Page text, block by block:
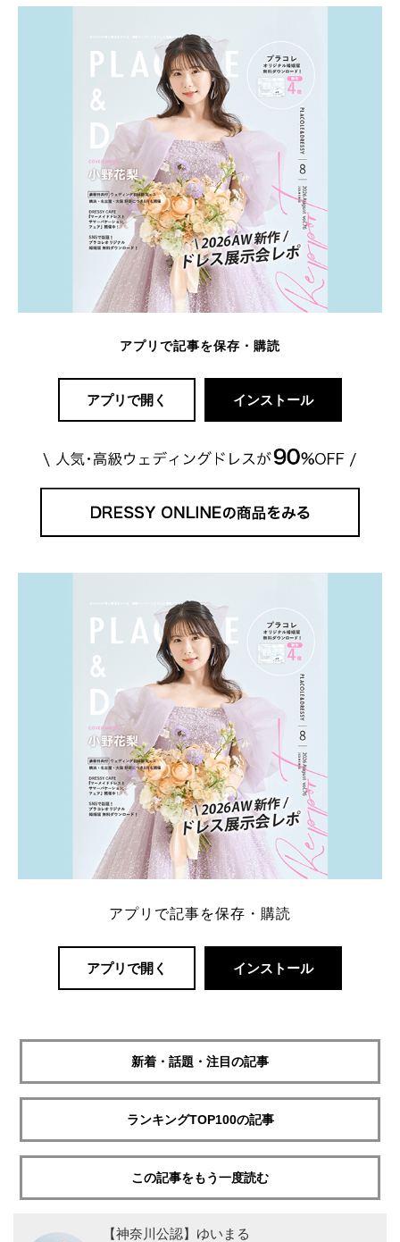
アプリで記事を保存・購読
アプリで開く インストール
アプリで記事を保存・購読
アプリで開く インストール
新着・話題・注目の記事
ランキングTOP100の記事
この記事をもう一度読む
【神奈川公認】ゆいまる